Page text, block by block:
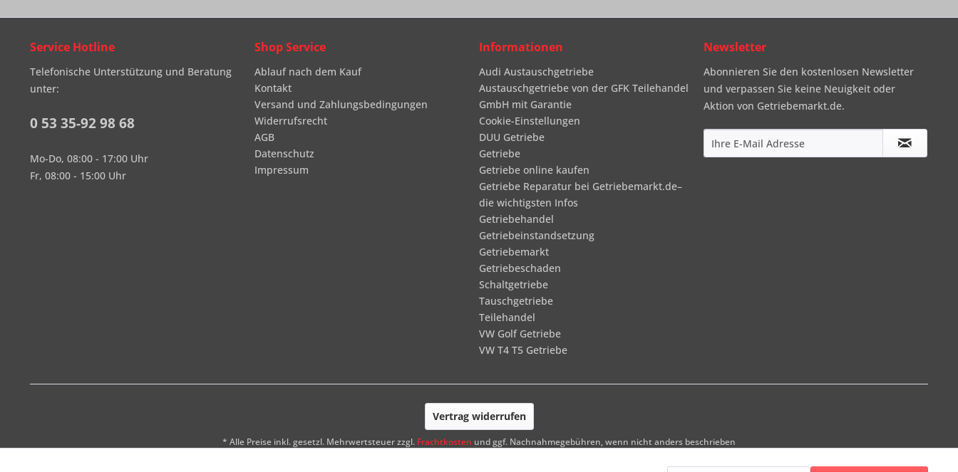
Service Hotline
Telefonische Unterstützung und Beratung
unter:
0 53 35-92 98 68
Mo-Do, 08:00 - 17:00 Uhr
Fr, 08:00 - 15:00 Uhr
Shop Service
Ablauf nach dem Kauf
Kontakt
Versand und Zahlungsbedingungen
Widerrufsrecht
AGB
Datenschutz
Impressum
Informationen
Audi Austauschgetriebe
Austauschgetriebe von der GFK Teilehandel
GmbH mit Garantie
Cookie-Einstellungen
DUU Getriebe
Getriebe
Getriebe online kaufen
Getriebe Reparatur bei Getriebemarkt.de–
die wichtigsten Infos
Getriebehandel
Getriebeinstandsetzung
Getriebemarkt
Getriebeschaden
Schaltgetriebe
Tauschgetriebe
Teilehandel
VW Golf Getriebe
VW T4 T5 Getriebe
Newsletter
Abonnieren Sie den kostenlosen Newsletter
und verpassen Sie keine Neuigkeit oder
Aktion von Getriebemarkt.de.
Vertrag widerrufen
* Alle Preise inkl. gesetzl. Mehrwertsteuer zzgl. Frachtkosten und ggf. Nachnahmegebühren, wenn nicht anders beschrieben